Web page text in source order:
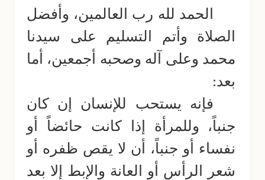
الحمد لله رب العالمين، وأفضل
الصلاة وأتم التسليم على سيدنا
محمد وعلى آله وصحبه أجمعين، أما
بعد:
فإنه يستحب للإنسان إن كان
جنباً، وللمرأة إذا كانت حائضاً أو
نفساء أو جنباً، أن لا يقص ظفره أو
شعر الرأس أو العانة والإبط إلا بعد